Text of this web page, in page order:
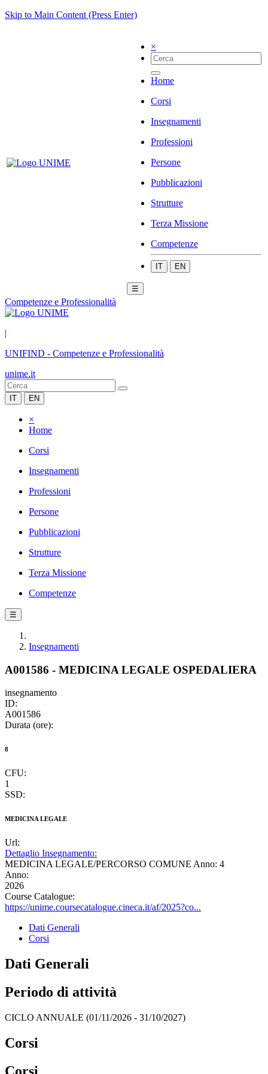
Skip to Main Content (Press Enter)
×
Home
Corsi
Insegnamenti
Professioni
Persone
Pubblicazioni
Strutture
Terza Missione
Competenze
IT EN
☰
Competenze e Professionalità
|
UNIFIND - Competenze e Professionalità
unime.it
IT EN
×
Home
Corsi
Insegnamenti
Professioni
Persone
Pubblicazioni
Strutture
Terza Missione
Competenze
☰
Insegnamenti
A001586 - MEDICINA LEGALE OSPEDALIERA
insegnamento
ID:
A001586
Durata (ore):
8
CFU:
1
SSD:
MEDICINA LEGALE
Url:
Dettaglio Insegnamento:
MEDICINA LEGALE/PERCORSO COMUNE Anno: 4
Anno:
2026
Course Catalogue:
https://unime.coursecatalogue.cineca.it/af/2025?co...
Dati Generali
Corsi
Dati Generali
Periodo di attività
CICLO ANNUALE (01/11/2026 - 31/10/2027)
Corsi